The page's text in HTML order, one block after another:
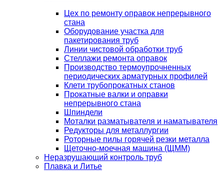
Цех по ремонту оправок непрерывного
стана
Оборудование участка для
пакетирования труб
Линии чистовой обработки труб
Стеллажи ремонта оправок
Производство термоупрочненных
периодических арматурных профилей
Клети трубопрокатных станов
Прокатные валки и оправки
непрерывного стана
Шпиндели
Моталки разматывателя и наматывателя
Редукторы для металлургии
Роторные пилы горячей резки металла
Щеточно-моечная машина (ЩММ)
Неразрушающий контроль труб
Плавка и Литье